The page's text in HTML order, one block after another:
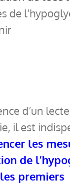
de
d’un
il est
les
de
premiers